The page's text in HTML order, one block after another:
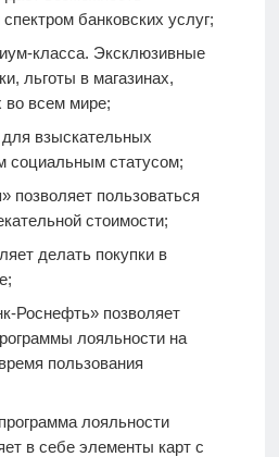
банковских услуг;
класса. Эксклюзивные
льготы в магазинах,
во всем мире;
взыскательных
социальным статусом;
позволяет пользоваться
стоимости;
делать покупки в
Роснефть» позволяет
лояльности на
пользования
лояльности
в себе элементы карт с